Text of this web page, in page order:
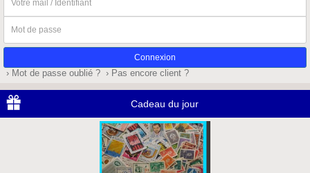
mail
/
Identifiant
de
passe
› Mot de passe oublié ? › Pas encore client ?
Cadeau du jour